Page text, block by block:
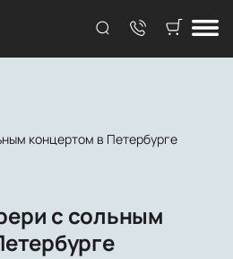
концертом в Петербурге
с сольным